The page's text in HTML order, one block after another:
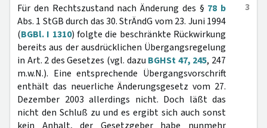
3
Für den Rechtszustand nach Änderung des § 78 b
Abs. 1 StGB durch das 30. StrÄndG vom 23. Juni 1994
(BGBl. I 1310) folgte die beschränkte Rückwirkung
bereits aus der ausdrücklichen Übergangsregelung
in Art. 2 des Gesetzes (vgl. dazu BGHSt 47, 245, 247
m.w.N.). Eine entsprechende Übergangsvorschrift
enthält das neuerliche Änderungsgesetz vom 27.
Dezember 2003 allerdings nicht. Doch läßt das
nicht den Schluß zu und es ergibt sich auch sonst